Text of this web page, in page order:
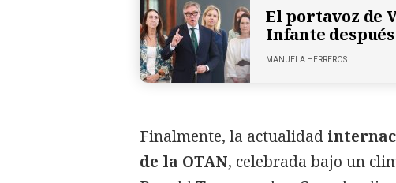
El portavoz de
Infante
MANUELA HERREROS
Finalmente, la actualidad
de la OTAN, celebrada bajo un